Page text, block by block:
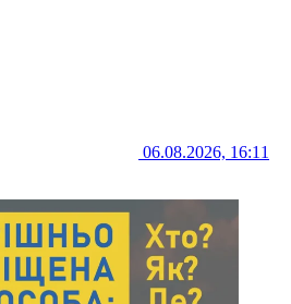
06.08.2026, 16:11